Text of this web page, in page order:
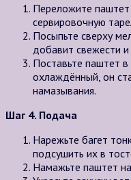
Переложите паштет
сервировочную
Посыпьте сверху
добавит свежести и
Поставьте паштет
охлаждённый, он
намазывания.
Шаг 4. Подача
Нарежьте багет
подсушить их в
Намажьте паштет